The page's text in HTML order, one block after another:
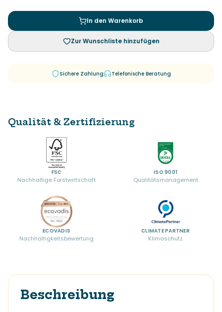
In den Warenkorb
Zur Wunschliste hinzufügen
Sichere Zahlung Telefonische Beratung
Qualität & Zertifizierung
FSC
Nachhaltige Forstwirtschaft
ISO 9001
Qualitätsmanagement
ECOVADIS
Nachhaltigkeitsbewertung
CLIMATE PARTNER
Klimaschutz
Beschreibung